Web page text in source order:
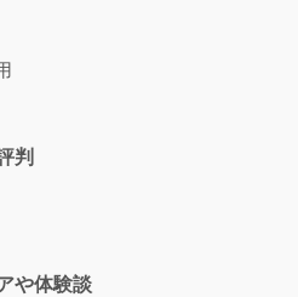
判
や体験談